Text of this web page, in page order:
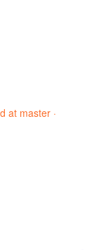
at master ·